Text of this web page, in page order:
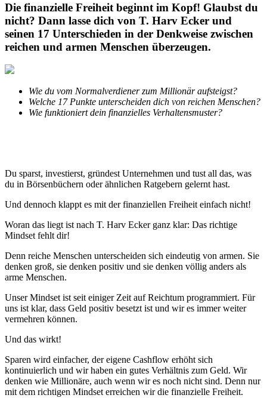
Die finanzielle Freiheit beginnt im Kopf! Glaubst du
nicht? Dann lasse dich von T. Harv Ecker und
seinen 17 Unterschieden in der Denkweise zwischen
reichen und armen Menschen überzeugen.
Wie du vom Normalverdiener zum Millionär aufsteigst?
Welche 17 Punkte unterscheiden dich von reichen Menschen?
Wie funktioniert dein finanzielles Verhaltensmuster?
Du sparst, investierst, gründest Unternehmen und tust all das, was
du in Börsenbüchern oder ähnlichen Ratgebern gelernt hast.
Und dennoch klappt es mit der finanziellen Freiheit einfach nicht!
Woran das liegt ist nach T. Harv Ecker ganz klar: Das richtige
Mindset fehlt dir!
Denn reiche Menschen unterscheiden sich eindeutig von armen. Sie
denken groß, sie denken positiv und sie denken völlig anders als
arme Menschen.
Unser Mindset ist seit einiger Zeit auf Reichtum programmiert. Für
uns ist klar, dass Geld positiv besetzt ist und wir es immer weiter
vermehren können.
Und das wirkt!
Sparen wird einfacher, der eigene Cashflow erhöht sich
kontinuierlich und wir haben ein gutes Verhältnis zum Geld. Wir
denken wie Millionäre, auch wenn wir es noch nicht sind. Denn nur
mit dem richtigen Mindset erreichen wir die finanzielle Freiheit.